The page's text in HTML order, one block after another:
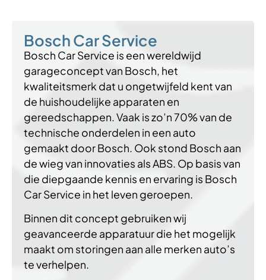
Bosch Car Service
Bosch Car Service is een wereldwijd
garageconcept van Bosch, het
kwaliteitsmerk dat u ongetwijfeld kent van
de huishoudelijke apparaten en
gereedschappen. Vaak is zo’n 70% van de
technische onderdelen in een auto
gemaakt door Bosch. Ook stond Bosch aan
de wieg van innovaties als ABS. Op basis van
die diepgaande kennis en ervaring is Bosch
Car Service in het leven geroepen.
Binnen dit concept gebruiken wij
geavanceerde apparatuur die het mogelijk
maakt om storingen aan alle merken auto’s
te verhelpen.